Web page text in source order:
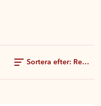
Sortera efter: